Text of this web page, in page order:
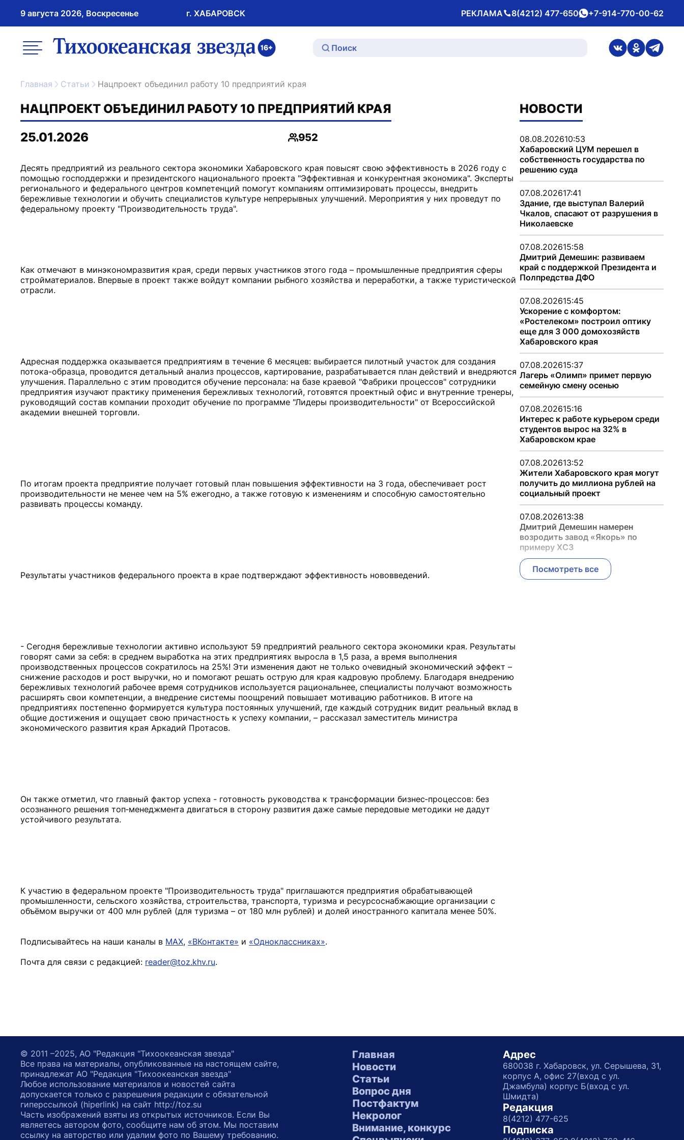
9 августа 2026, Воскресенье г. ХАБАРОВСК РЕКЛАМА
Телефон 8(4212) 477-650whatsApp
+7-914-770-00-62
меню ссылка на главную
ссылка на
ссылка на
Главная Статьи Нацпроект объединил работу 10 предприятий края
НАЦПРОЕКТ ОБЪЕДИНИЛ РАБОТУ 10 ПРЕДПРИЯТИЙ КРАЯ
25.01.2026
Просмотры
952
Десять предприятий из реального сектора экономики Хабаровского края повысят свою эффективность в 2026 году с
помощью господдержки и президентского национального проекта "Эффективная и конкурентная экономика". Эксперты
регионального и федерального центров компетенций помогут компаниям оптимизировать процессы, внедрить
бережливые технологии и обучить специалистов культуре непрерывных улучшений. Мероприятия у них проведут по
Как отмечают в минэкономразвития края, среди первых участников этого года – промышленные предприятия сферы
стройматериалов. Впервые в проект также войдут компании рыбного хозяйства и переработки, а также туристической
Адресная поддержка оказывается предприятиям в течение 6 месяцев: выбирается пилотный участок для создания
потока-образца, проводится детальный анализ процессов, картирование, разрабатывается план действий и внедряются
улучшения. Параллельно с этим проводится обучение персонала: на базе краевой "Фабрики процессов" сотрудники
предприятия изучают практику применения бережливых технологий, готовятся проектный офис и внутренние тренеры,
руководящий состав компании проходит обучение по программе "Лидеры производительности" от Всероссийской
По итогам проекта предприятие получает готовый план повышения эффективности на 3 года, обеспечивает рост
производительности не менее чем на 5% ежегодно, а также готовую к изменениям и способную самостоятельно
- Сегодня бережливые технологии активно используют 59 предприятий реального сектора экономики края. Результаты
говорят сами за себя: в среднем выработка на этих предприятиях выросла в 1,5 раза, а время выполнения
производственных процессов сократилось на 25%! Эти изменения дают не только очевидный экономический эффект –
снижение расходов и рост выручки, но и помогают решать острую для края кадровую проблему. Благодаря внедрению
бережливых технологий рабочее время сотрудников используется рациональнее, специалисты получают возможность
расширять свои компетенции, а внедрение системы поощрений повышает мотивацию работников. В итоге на
предприятиях постепенно формируется культура постоянных улучшений, где каждый сотрудник видит реальный вклад в
общие достижения и ощущает свою причастность к успеху компании, – рассказал заместитель министра
Он также отметил, что главный фактор успеха - готовность руководства к трансформации бизнес‑процессов: без
осознанного решения топ‑менеджмента двигаться в сторону развития даже самые передовые методики не дадут
К участию в федеральном проекте "Производительность труда" приглашаются предприятия обрабатывающей
промышленности, сельского хозяйства, строительства, транспорта, туризма и ресурсоснабжающие организации с
Подписывайтесь на наши каналы в MAX, «ВКонтакте» и «Одноклассниках».
Почта для связи с редакцией: reader@toz.khv.ru.
НОВОСТИ
08.08.202610:53
Хабаровский ЦУМ перешел в
собственность государства по
решению суда
07.08.202617:41
Здание, где выступал Валерий
Чкалов, спасают от разрушения в
Николаевске
07.08.202615:58
Дмитрий Демешин: развиваем
край с поддержкой Президента и
Полпредства ДФО
07.08.202615:45
Ускорение с комфортом:
«Ростелеком» построил оптику
еще для 3 000 домохозяйств
Хабаровского края
07.08.202615:37
Лагерь «Олимп» примет первую
семейную смену осенью
07.08.202615:16
Интерес к работе курьером среди
студентов вырос на 32% в
Хабаровском крае
07.08.202613:52
Жители Хабаровского края могут
получить до миллиона рублей на
социальный проект
07.08.202613:38
Дмитрий Демешин намерен
возродить завод «Якорь» по
примеру ХСЗ
Посмотреть все
Главная
Новости
Статьи
Вопрос дня
Постфактум
Некролог
Внимание, конкурс
Адрес
680038 г. Хабаровск, ул. Серышева, 31,
корпус А, офис 27(вход с ул.
Джамбула) корпус Б(вход с ул.
Шмидта)
Редакция
8(4212) 477-625
Подписка
© 2011 –2025, АО "Редакция "Тихоокеанская звезда"
Все права на материалы, опубликованные на настоящем сайте,
принадлежат АО "Редакция "Тихоокеанская звезда"
Любое использование материалов и новостей сайта
допускается только с разрешения редакции с обязательной
гиперссылкой (hiperlink) на сайт http://toz.su
Часть изображений взяты из открытых источников. Если Вы
являетесь автором фото, сообщите нам об этом. Мы поставим
ссылку на авторство или удалим фото по Вашему требованию.